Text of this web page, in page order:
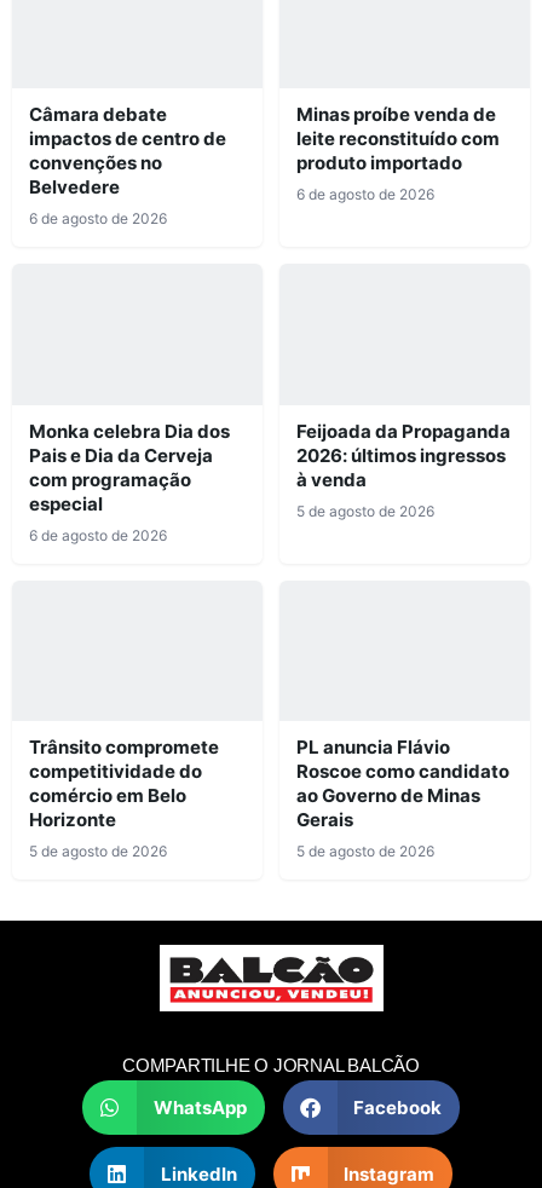
Câmara debate
impactos de centro de
convenções no
Belvedere
6 de agosto de 2026
Minas proíbe venda de
leite reconstituído com
produto importado
6 de agosto de 2026
Monka celebra Dia dos
Pais e Dia da Cerveja
com programação
especial
6 de agosto de 2026
Feijoada da Propaganda
2026: últimos ingressos
à venda
5 de agosto de 2026
Trânsito compromete
competitividade do
comércio em Belo
Horizonte
5 de agosto de 2026
PL anuncia Flávio
Roscoe como candidato
ao Governo de Minas
Gerais
5 de agosto de 2026
COMPARTILHE O JORNAL BALCÃO
WhatsApp Facebook
LinkedIn Instagram